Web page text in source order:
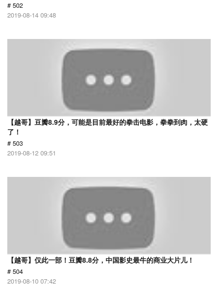
# 502
2019-08-14 09:48
【越哥】豆瓣8.9分，可能是目前最好的拳击电影，拳拳到肉，太硬
了！
# 503
2019-08-12 09:51
【越哥】仅此一部！豆瓣8.8分，中国影史最牛的商业大片儿！
# 504
2019-08-10 07:42